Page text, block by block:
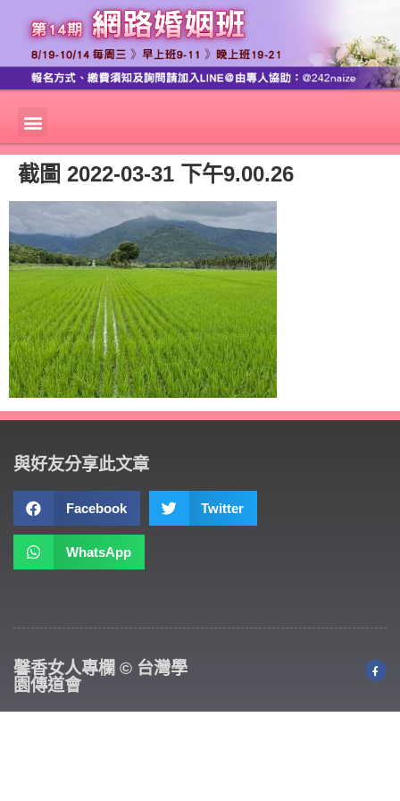
截圖 2022-03-31 下午9.00.26
與好友分享此文章
Facebook Twitter
WhatsApp
馨香女人專欄 © 台灣學
園傳道會